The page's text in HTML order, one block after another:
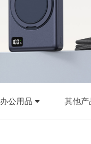
办公用品 其他产